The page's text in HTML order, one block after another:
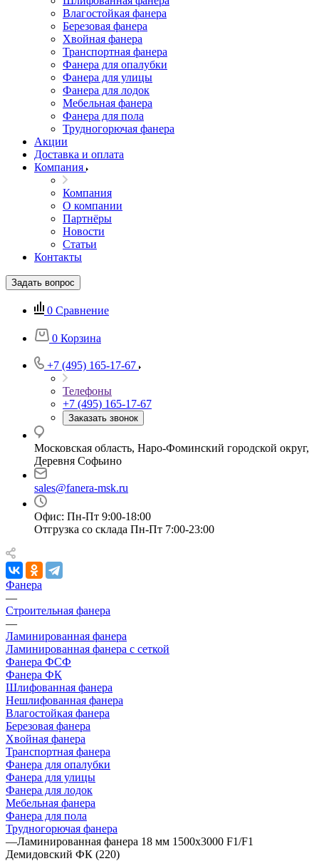
Влагостойкая фанера
Березовая фанера
Хвойная фанера
Транспортная фанера
Фанера для опалубки
Фанера для улицы
Фанера для лодок
Мебельная фанера
Фанера для пола
Трудногорючая фанера
Акции
Доставка и оплата
Компания
Компания
О компании
Партнёры
Новости
Статьи
Контакты
Задать вопрос
0 Сравнение
0 Корзина
+7 (495) 165-17-67
Телефоны
+7 (495) 165-17-67
Заказать звонок
Московская область, Наро-Фоминский городской округ,
Деревня Софьино
sales@fanera-msk.ru
Офис: Пн-Пт 9:00-18:00
Отгрузка со склада Пн-Пт 7:00-23:00
Фанера
—
Строительная фанера
—
Ламинированная фанера
Ламинированная фанера с сеткой
Фанера ФСФ
Фанера ФК
Шлифованная фанера
Нешлифованная фанера
Влагостойкая фанера
Березовая фанера
Хвойная фанера
Транспортная фанера
Фанера для опалубки
Фанера для улицы
Фанера для лодок
Мебельная фанера
Фанера для пола
Трудногорючая фанера
—Ламинированная фанера 18 мм 1500х3000 F1/F1
Демидовский ФК (220)